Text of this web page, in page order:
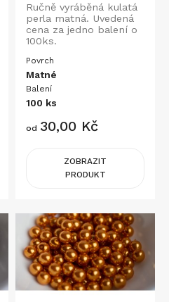
Ručně vyráběná kulatá
perla matná. Uvedená
cena za jedno balení o
100ks.
Povrch
Matné
Balení
100 ks
Cena
od 30,00 Kč
ZOBRAZIT
PRODUKT